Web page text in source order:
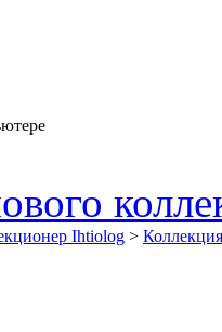
Ihtiolog >